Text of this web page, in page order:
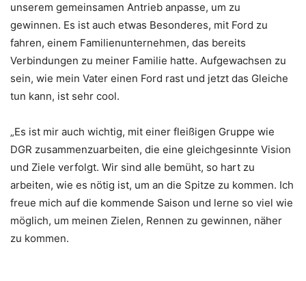
unserem gemeinsamen Antrieb anpasse, um zu
gewinnen. Es ist auch etwas Besonderes, mit Ford zu
fahren, einem Familienunternehmen, das bereits
Verbindungen zu meiner Familie hatte. Aufgewachsen zu
sein, wie mein Vater einen Ford rast und jetzt das Gleiche
tun kann, ist sehr cool.
„Es ist mir auch wichtig, mit einer fleißigen Gruppe wie
DGR zusammenzuarbeiten, die eine gleichgesinnte Vision
und Ziele verfolgt. Wir sind alle bemüht, so hart zu
arbeiten, wie es nötig ist, um an die Spitze zu kommen. Ich
freue mich auf die kommende Saison und lerne so viel wie
möglich, um meinen Zielen, Rennen zu gewinnen, näher
zu kommen.